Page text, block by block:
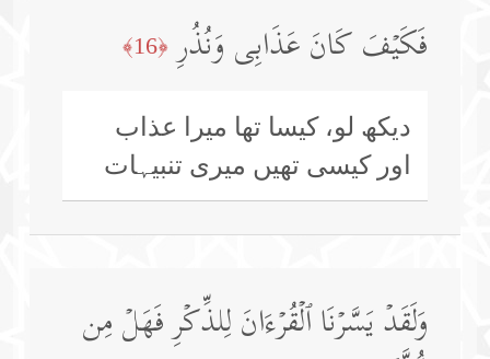
فَكَیۡفَ كَانَ عَذَابِی وَنُذُرِ ﴿16﴾
دیکھ لو، کیسا تھا میرا عذاب
اور کیسی تھیں میری تنبیہات
وَلَقَدۡ یَسَّرۡنَا ٱلۡقُرۡءَانَ لِلذِّكۡرِ فَهَلۡ مِن